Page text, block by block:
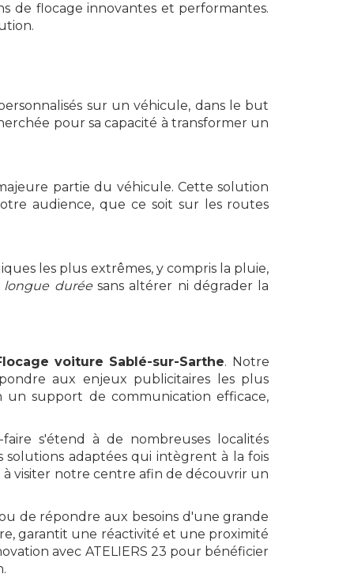
de flocage innovantes et performantes.
sur un véhicule, dans le but
pour sa capacité à transformer un
partie du véhicule. Cette solution
audience, que ce soit sur les routes
les plus extrêmes, y compris la pluie,
longue duréesans altérer ni dégrader la
voiture Sablé-sur-Sarthe. Notre
aux enjeux publicitaires les plus
un support de communication efficace,
s'étend à de nombreuses localités
adaptées qui intègrent à la fois
visiter notre centre afin de découvrir un
de répondre aux besoins d'une grande
garantit une réactivité et une proximité
avec ATELIERS 23 pour bénéficier